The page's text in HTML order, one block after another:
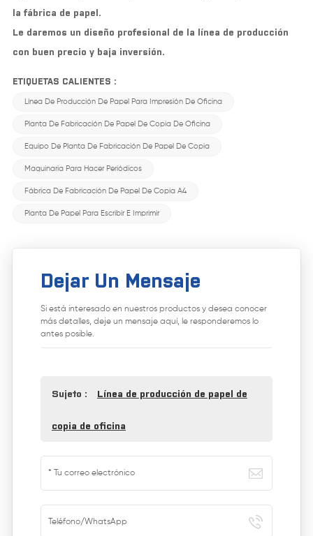
la fábrica de papel.
Le daremos un diseño profesional de la línea de producción
con buen precio y baja inversión.
ETIQUETAS CALIENTES :
Línea De Producción De Papel Para Impresión De Oficina
Planta De Fabricación De Papel De Copia De Oficina
Equipo De Planta De Fabricación De Papel De Copia
Maquinaria Para Hacer Periódicos
Fábrica De Fabricación De Papel De Copia A4
Planta De Papel Para Escribir E Imprimir
Dejar Un Mensaje
Si está interesado en nuestros productos y desea conocer
más detalles, deje un mensaje aquí, le responderemos lo
antes posible.
Sujeto : Línea de producción de papel de
copia de oficina